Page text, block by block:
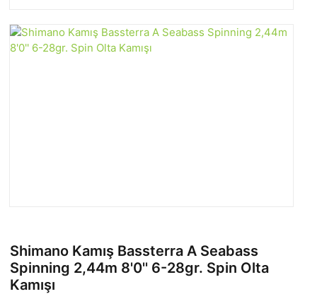
Shimano Kamış Bassterra A Seabass
Spinning 2,44m 8'0'' 6-28gr. Spin Olta
Kamışı